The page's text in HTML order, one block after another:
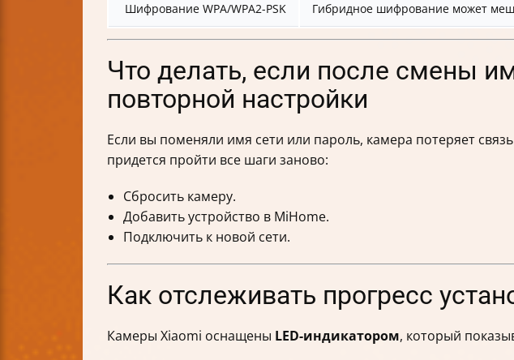
Шифрование WPA/WPA2-PSK Гибридное шифрование может
Что делать, если после смены
повторной настройки
Если вы поменяли имя сети или пароль, камера потеряет
придется пройти все шаги заново:
Сбросить камеру.
Добавить устройство в MiHome.
Подключить к новой сети.
Как отслеживать прогресс
Камеры Xiaomi оснащены LED-индикатором, который